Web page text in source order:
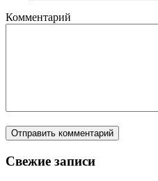
Комментарий
Свежие записи